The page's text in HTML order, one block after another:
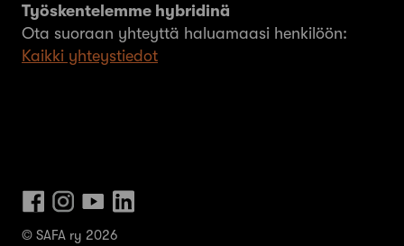
Työskentelemme hybridinä
Ota suoraan yhteyttä haluamaasi henkilöön:
Kaikki yhteystiedot
© SAFA ry 2026